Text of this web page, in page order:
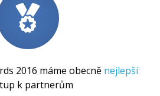
2016 máme obecně nejlepší
k partnerům